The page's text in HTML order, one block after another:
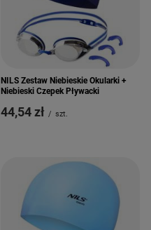
NILS Zestaw Niebieskie Okularki +
Niebieski Czepek Pływacki
44,54 zł / szt.